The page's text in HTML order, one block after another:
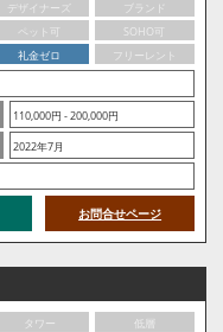
デザイナーズ
ブランド
ペット可
SOHO可
礼金ゼロ
フリーレント
110,000円 - 200,000円
2022年7月
お問合せページ
タワー
低層